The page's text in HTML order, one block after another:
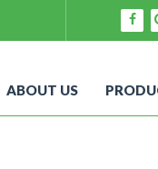
ABOUT US